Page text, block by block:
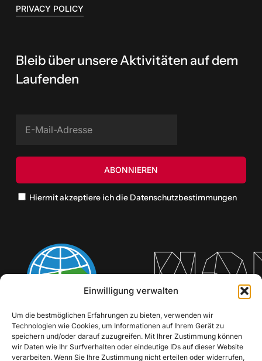
Einwilligung verwalten
Um die bestmöglichen Erfahrungen zu bieten, verwenden wir
Technologien wie Cookies, um Informationen auf Ihrem Gerät zu
speichern und/oder darauf zuzugreifen. Mit Ihrer Zustimmung können
wir Daten wie Ihr Surfverhalten oder eindeutige IDs auf dieser Website
verarbeiten. Wenn Sie Ihre Zustimmung nicht erteilen oder widerrufen,
PRIVACY POLICY
Bleib über unsere Aktivitäten auf dem
Laufenden
Hiermit akzeptiere ich die Datenschutzbestimmungen